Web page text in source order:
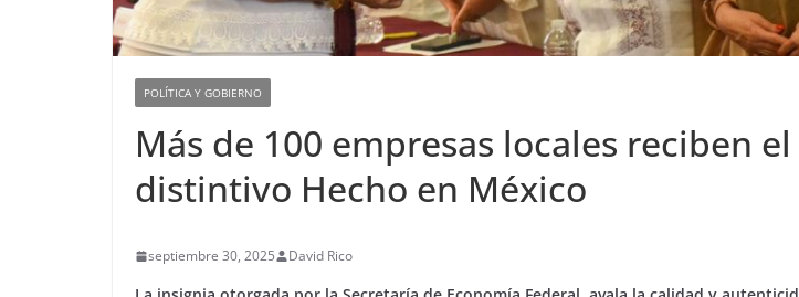
POLÍTICA Y GOBIERNO
Más de 100 empresas locales reciben el
distintivo Hecho en México
septiembre 30, 2025 David Rico